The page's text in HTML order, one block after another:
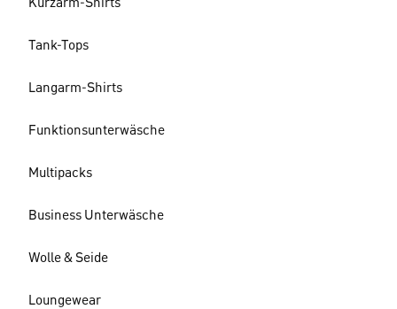
Kurzarm-Shirts
Tank-Tops
Langarm-Shirts
Funktionsunterwäsche
Multipacks
Business Unterwäsche
Wolle & Seide
Loungewear